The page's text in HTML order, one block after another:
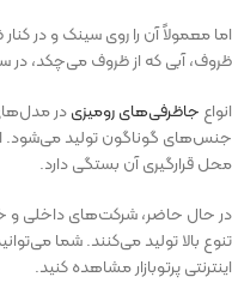
اما معمولاً آن را روی سینک و در
ظروف، آبی که از ظروف می‌چکد،
انواع جاظرفی‌های رومیزیدر
جنس‌های گوناگون تولید می‌شود.
محل قرارگیری آن بستگی دارد.
در حال حاضر، شرکت‌های داخلی و
تنوع بالا تولید می‌کنند. شما
اینترنتی پرتوبازار مشاهده کنید.